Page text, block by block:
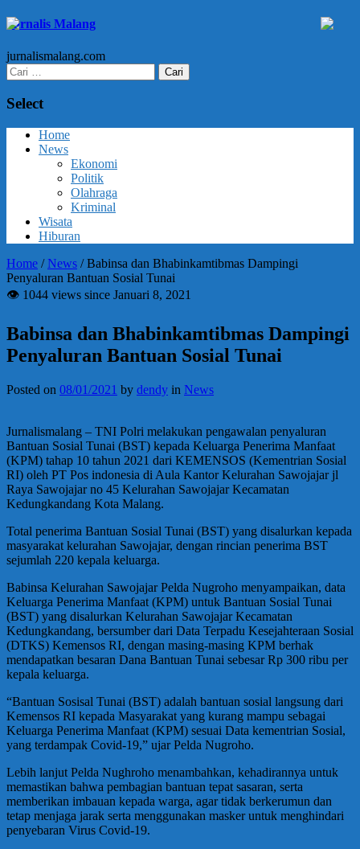
Jurnalis Malang
jurnalismalang.com
Cari
untuk:
Select
Home
News
Ekonomi
Politik
Olahraga
Kriminal
Wisata
Hiburan
Home /News /Babinsa dan Bhabinkamtibmas Dampingi
Penyaluran Bantuan Sosial Tunai
👁 1044 views since Januari 8, 2021
Babinsa dan Bhabinkamtibmas Dampingi
Penyaluran Bantuan Sosial Tunai
Posted on 08/01/2021 by dendy in News
Jurnalismalang – TNI Polri melakukan pengawalan penyaluran
Bantuan Sosial Tunai (BST) kepada Keluarga Penerima Manfaat
(KPM) tahap 10 tahun 2021 dari KEMENSOS (Kementrian Sosial
RI) oleh PT Pos indonesia di Aula Kantor Kelurahan Sawojajar jl
Raya Sawojajar no 45 Kelurahan Sawojajar Kecamatan
Kedungkandang Kota Malang.
Total penerima Bantuan Sosial Tunai (BST) yang disalurkan kepada
masyarakat kelurahan Sawojajar, dengan rincian penerima BST
sejumlah 220 kepala keluarga.
Babinsa Kelurahan Sawojajar Pelda Nugroho menyampaikan, data
Keluarga Penerima Manfaat (KPM) untuk Bantuan Sosial Tunai
(BST) yang disalurkan Kelurahan Sawojajar Kecamatan
Kedungkandang, bersumber dari Data Terpadu Kesejahteraan Sosial
(DTKS) Kemensos RI, dengan masing-masing KPM berhak
mendapatkan besaran Dana Bantuan Tunai sebesar Rp 300 ribu per
kepala keluarga.
“Bantuan Sosisal Tunai (BST) adalah bantuan sosial langsung dari
Kemensos RI kepada Masyarakat yang kurang mampu sebagai
Keluarga Penerima Manfaat (KPM) sesuai Data kementrian Sosial,
yang terdampak Covid-19,” ujar Pelda Nugroho.
Lebih lanjut Pelda Nughroho menambahkan, kehadirannya untuk
memastikan bahwa pembagian bantuan tepat sasaran, serta
memberikan imbauan kepada warga, agar tidak berkerumun dan
tetap menjaga jarak serta menggunakan masker untuk menghindari
penyebaran Virus Covid-19.